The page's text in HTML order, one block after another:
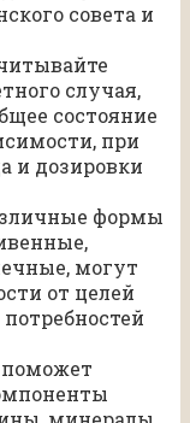
совета и
случая,
состояние
при
и дозировки
формы
могут
от целей
поможет